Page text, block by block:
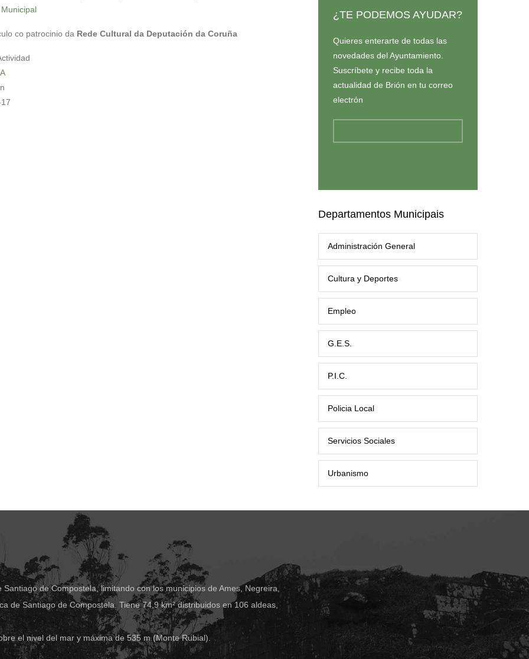
co patrocinio da Rede Cultural da Deputación da Coruña
¿TE PODEMOS AYUDAR?
Quieres enterarte de todas las
novedades del Ayuntamiento.
Suscríbete y recibe toda la
actualidad de Brión en tu correo
electrón
Departamentos Municipais
Administración General
Cultura y Deportes
Empleo
G.E.S.
P.I.C.
Policia Local
Servicios Sociales
Urbanismo
de Compostela, limitando con los municipios de Ames, Negreira,
de Santiago de Compostela. Tiene 74,9 km² distribuidos en 106 aldeas,
el nivel del mar y máxima de 535 m (Monte Rubial).